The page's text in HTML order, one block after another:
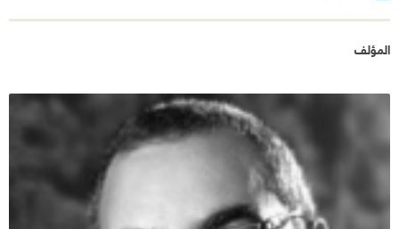
المؤلف